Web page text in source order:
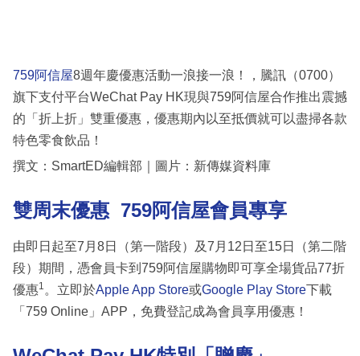
759阿信屋8週年慶優惠活動一浪接一浪！，騰訊（0700）
旗下支付平台WeChat Pay HK現與759阿信屋合作推出震撼
的「折上折」雙重優惠，優惠期內以至抵價就可以盡掃各款
特色零食飲品！
撰文：SmartED編輯部｜圖片：新傳媒資料庫
雙周末優惠 759阿信屋會員專享
由即日起至7月8日（第一階段）及7月12日至15日（第二階
段）期間，憑會員卡到759阿信屋購物即可享全場貨品77折
優惠1 。立即於Apple App Store或Google Play Store下載
「759 Online」APP，免費登記成為會員享用優惠！